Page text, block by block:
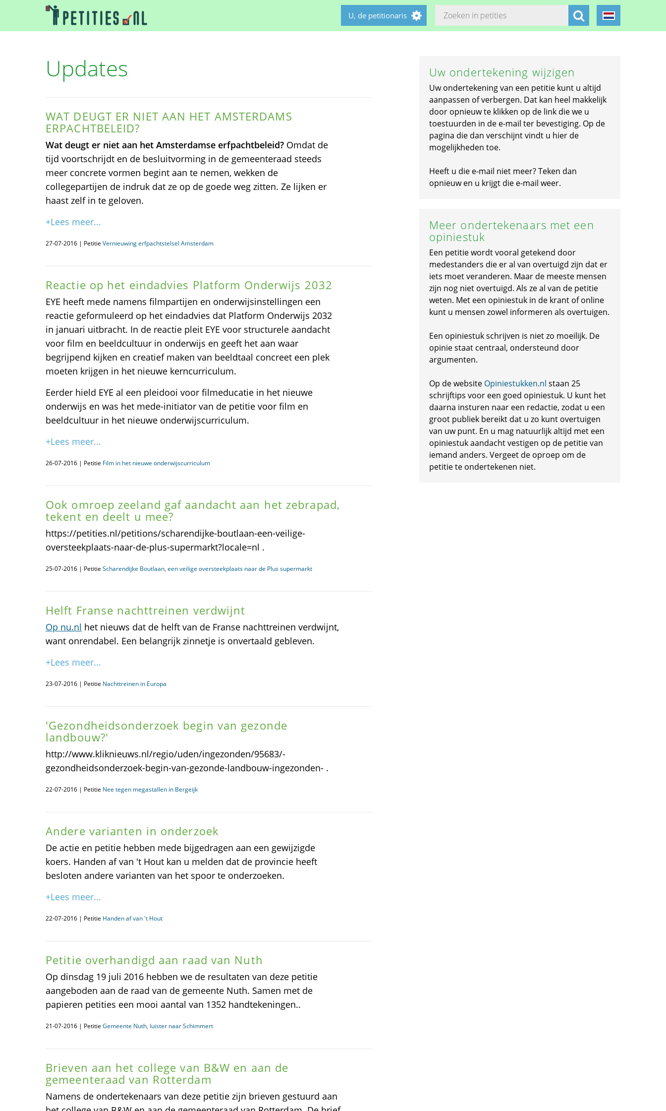
U, de petitionaris
Updates
WAT DEUGT ER NIET AAN HET AMSTERDAMS
ERPACHTBELEID?
Wat deugt er niet aan het Amsterdamse erfpachtbeleid? Omdat de
tijd voortschrijdt en de besluitvorming in de gemeenteraad steeds
meer concrete vormen begint aan te nemen, wekken de
collegepartijen de indruk dat ze op de goede weg zitten. Ze lijken er
haast zelf in te geloven.
+Lees meer...
27-07-2016 | Petitie Vernieuwing erfpachtstelsel Amsterdam
Reactie op het eindadvies Platform Onderwijs 2032
EYE heeft mede namens filmpartijen en onderwijsinstellingen een
reactie geformuleerd op het eindadvies dat Platform Onderwijs 2032
in januari uitbracht. In de reactie pleit EYE voor structurele aandacht
voor film en beeldcultuur in onderwijs en geeft het aan waar
begrijpend kijken en creatief maken van beeldtaal concreet een plek
moeten krijgen in het nieuwe kerncurriculum.
Eerder hield EYE al een pleidooi voor filmeducatie in het nieuwe
onderwijs en was het mede-initiator van de petitie voor film en
beeldcultuur in het nieuwe onderwijscurriculum.
+Lees meer...
26-07-2016 | Petitie Film in het nieuwe onderwijscurriculum
Ook omroep zeeland gaf aandacht aan het zebrapad,
tekent en deelt u mee?
https://petities.nl/petitions/scharendijke-boutlaan-een-veilige-
oversteekplaats-naar-de-plus-supermarkt?locale=nl .
25-07-2016 | Petitie Scharendijke Boutlaan, een veilige oversteekplaats naar de Plus supermarkt
Helft Franse nachttreinen verdwijnt
Op nu.nl het nieuws dat de helft van de Franse nachttreinen verdwijnt,
want onrendabel. Een belangrijk zinnetje is onvertaald gebleven.
+Lees meer...
23-07-2016 | Petitie Nachttreinen in Europa
'Gezondheidsonderzoek begin van gezonde
landbouw?'
http://www.kliknieuws.nl/regio/uden/ingezonden/95683/-
gezondheidsonderzoek-begin-van-gezonde-landbouw-ingezonden- .
22-07-2016 | Petitie Nee tegen megastallen in Bergeijk
Andere varianten in onderzoek
De actie en petitie hebben mede bijgedragen aan een gewijzigde
koers. Handen af van 't Hout kan u melden dat de provincie heeft
besloten andere varianten van het spoor te onderzoeken.
+Lees meer...
22-07-2016 | Petitie Handen af van 't Hout
Petitie overhandigd aan raad van Nuth
Op dinsdag 19 juli 2016 hebben we de resultaten van deze petitie
aangeboden aan de raad van de gemeente Nuth. Samen met de
papieren petities een mooi aantal van 1352 handtekeningen..
21-07-2016 | Petitie Gemeente Nuth, luister naar Schimmert
Brieven aan het college van B&W en aan de
gemeenteraad van Rotterdam
Namens de ondertekenaars van deze petitie zijn brieven gestuurd aan
Uw ondertekening wijzigen
Uw ondertekening van een petitie kunt u altijd
aanpassen of verbergen. Dat kan heel makkelijk
door opnieuw te klikken op de link die we u
toestuurden in de e-mail ter bevestiging. Op de
pagina die dan verschijnt vindt u hier de
mogelijkheden toe.
Heeft u die e-mail niet meer? Teken dan
opnieuw en u krijgt die e-mail weer.
Meer ondertekenaars met een
opiniestuk
Een petitie wordt vooral getekend door
medestanders die er al van overtuigd zijn dat er
iets moet veranderen. Maar de meeste mensen
zijn nog niet overtuigd. Als ze al van de petitie
weten. Met een opiniestuk in de krant of online
kunt u mensen zowel informeren als overtuigen.
Een opiniestuk schrijven is niet zo moeilijk. De
opinie staat centraal, ondersteund door
argumenten.
Op de website Opiniestukken.nl staan 25
schrijftips voor een goed opiniestuk. U kunt het
daarna insturen naar een redactie, zodat u een
groot publiek bereikt dat u zo kunt overtuigen
van uw punt. En u mag natuurlijk altijd met een
opiniestuk aandacht vestigen op de petitie van
iemand anders. Vergeet de oproep om de
petitie te ondertekenen niet.